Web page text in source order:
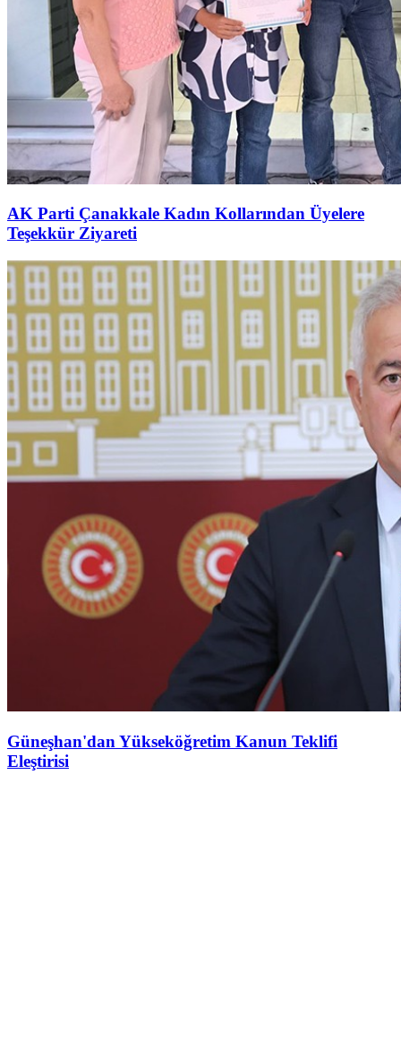
AK Parti Çanakkale Kadın Kollarından Üyelere
Teşekkür Ziyareti
Güneşhan'dan Yükseköğretim Kanun Teklifi
Eleştirisi